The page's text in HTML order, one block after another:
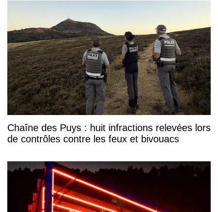
Chaîne des Puys : huit infractions relevées lors
de contrôles contre les feux et bivouacs